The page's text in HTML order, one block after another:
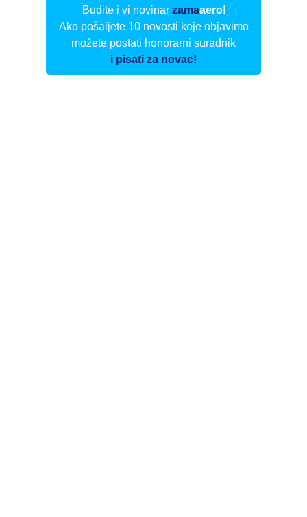
Budite i vi novinar zamaaero!
Ako pošaljete 10 novosti koje objavimo
možete postati honorarni suradnik
i pisati za novac!